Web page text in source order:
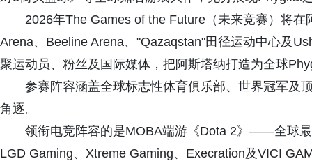
2026年The Games of the Future（未来竞赛）将
Arena、Beeline Arena、"Qazaqstan"田径运动中心及
聚运动员、粉丝及国际媒体，把阿斯塔纳打造为全球
参赛阵容涵盖全球标志性体育俱乐部、世界冠军及
角逐。
领衔电竞阵容的是MOBA端游《Dota 2》——全球
LGD Gaming、Xtreme Gaming、Execration及VICI